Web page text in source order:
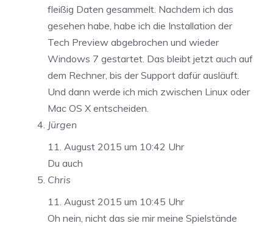
fleißig Daten gesammelt. Nachdem ich das
gesehen habe, habe ich die Installation der
Tech Preview abgebrochen und wieder
Windows 7 gestartet. Das bleibt jetzt auch auf
dem Rechner, bis der Support dafür ausläuft.
Und dann werde ich mich zwischen Linux oder
Mac OS X entscheiden.
Jürgen
11. August 2015 um 10:42 Uhr
Du auch
Chris
11. August 2015 um 10:45 Uhr
Oh nein, nicht das sie mir meine Spielstände